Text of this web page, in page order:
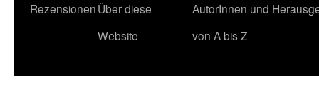
RezensionenÜber diese
Website
AutorInnen und
von A bis Z